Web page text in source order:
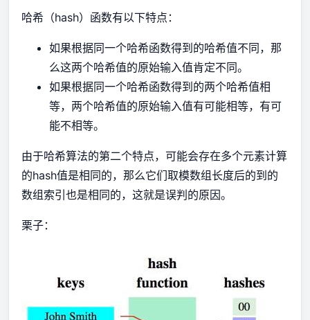
哈希（hash）函数有以下特点：
如果根据同一个哈希函数得到的哈希值不同，那
么这两个哈希值的原始输入值肯定不同。
如果根据同一个哈希函数得到的两个哈希值相
等，两个哈希值的原始输入值有可能相等，有可
能不相等。
由于哈希算法的第二个特点，可能会存在多个元素计算
的hash值是相同的，那么它们取模数组长度后的到的
数组索引也是相同的，这就是误判的原因。
栗子：